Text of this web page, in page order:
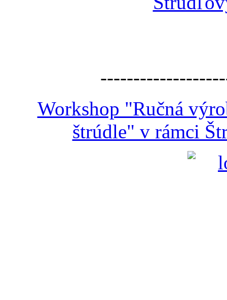
Workshop "Ručná
štrúdle" v rámci